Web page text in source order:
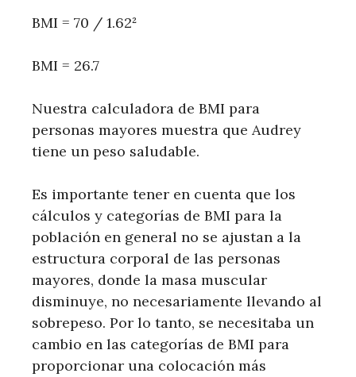
BMI = 70 / 1.62²
BMI = 26.7
Nuestra calculadora de BMI para
personas mayores muestra que Audrey
tiene un peso saludable.
Es importante tener en cuenta que los
cálculos y categorías de BMI para la
población en general no se ajustan a la
estructura corporal de las personas
mayores, donde la masa muscular
disminuye, no necesariamente llevando al
sobrepeso. Por lo tanto, se necesitaba un
cambio en las categorías de BMI para
proporcionar una colocación más